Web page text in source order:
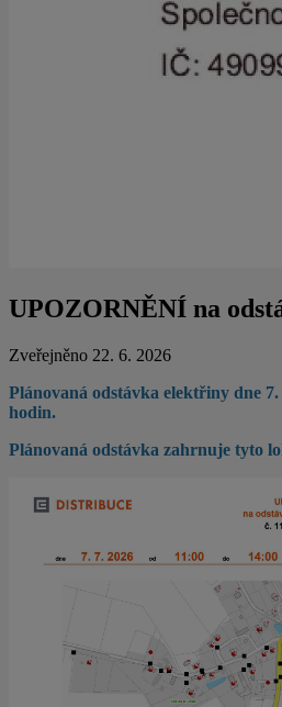
UPOZORNĚNÍ na
Zveřejněno 22. 6. 2026
Plánovaná odstávka elektřiny dne 7.
hodin.
Plánovaná odstávka zahrnuje tyto